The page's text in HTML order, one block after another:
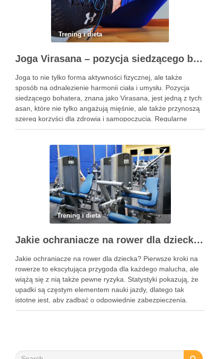
Trening i dieta
Joga Virasana – pozycja siedzącego bohatera i jej korzyści
Joga to nie tylko forma aktywności fizycznej, ale także
sposób na odnalezienie harmonii ciała i umysłu. Pozycja
siedzącego bohatera, znana jako Virasana, jest jedną z tych
asan, które nie tylko angażują mięśnie, ale także przynoszą
szereg korzyści dla zdrowia i samopoczucia. Regularne
praktykowanie tej pozycji może poprawić elastyczność
Trening i dieta
Jakie ochraniacze na rower dla dziecka wybrać? Praktyczny poradnik
Jakie ochraniacze na rower dla dziecka? Pierwsze kroki na
rowerze to ekscytująca przygoda dla każdego malucha, ale
wiążą się z nią także pewne ryzyka. Statystyki pokazują, że
upadki są częstym elementem nauki jazdy, dlatego tak
istotne jest, aby zadbać o odpowiednie zabezpieczenia.
Ochraniacze na rower dla dzieci stanowią kluczowy element